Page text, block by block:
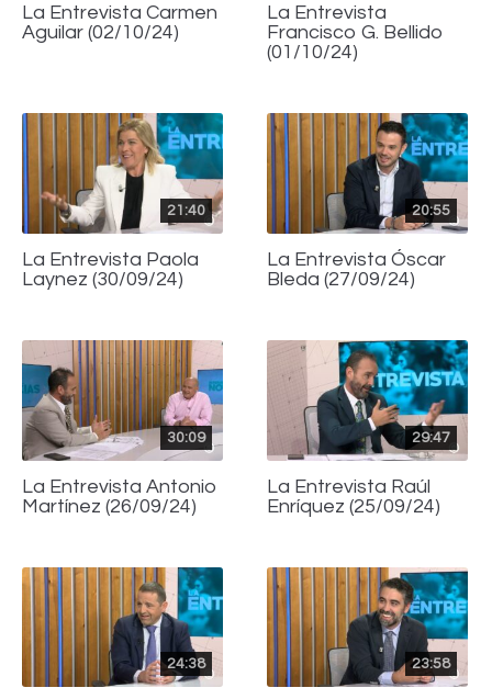
La Entrevista Carmen
Aguilar (02/10/24)
La Entrevista
Francisco G. Bellido
(01/10/24)
21:40
La Entrevista Paola
Laynez (30/09/24)
20:55
La Entrevista Óscar
Bleda (27/09/24)
30:09
La Entrevista Antonio
Martínez (26/09/24)
29:47
La Entrevista Raúl
Enríquez (25/09/24)
24:38 23:58